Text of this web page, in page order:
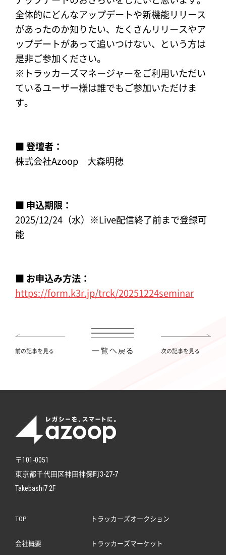
全体的にどんなアップデートや新機能リリース
があったのか知りたい、たくさんリリースやア
ップデートがあって追いつけない、という方は
是非ご参加ください。
※トラッカーズマネージャーをご利用いただい
ているユーザー様は誰でもご参加いただけま
す。
■ 登壇者：
株式会社Azoop 大森明穂
■ 申込期限：
2025/12/24（水）※Live配信終了前まで登録可
能
■ お申込み方法：
https://form.k3r.jp/trck/20251224seminar
前の記事を見る 次の記事を見る
〒101-0051
東京都千代田区神田神保町3-27-7
Takebashi7 2F
TOP
会社概要
トラッカーズオークション
トラッカーズマーケット